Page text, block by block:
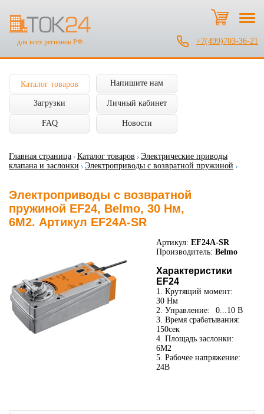
для всех регионов РФ +7(499)703-36-21
Каталог товаров Напишите нам
Загрузки Личный кабинет
FAQ Новости
Главная страница Каталог товаров
Электрические приводы
клапана и заслонки
Электроприводы с возвратной пружиной
Электроприводы с возвратной
пружиной EF24, Belmo, 30 Нм,
6М2. Артикул EF24A-SR
Артикул: EF24A-SR
Производитель: Belmo
Характеристики
EF24
1. Крутящий момент:
30 Нм
2. Управление:
0...10 В
3. Время срабатывания:
150сек
4. Площадь заслонки:
6М2
5. Рабочее напряжение:
24В